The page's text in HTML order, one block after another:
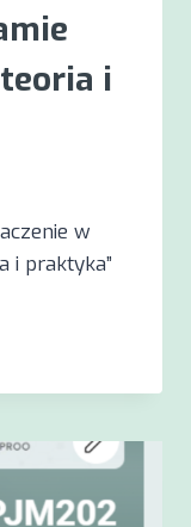
i
w
i praktyka”